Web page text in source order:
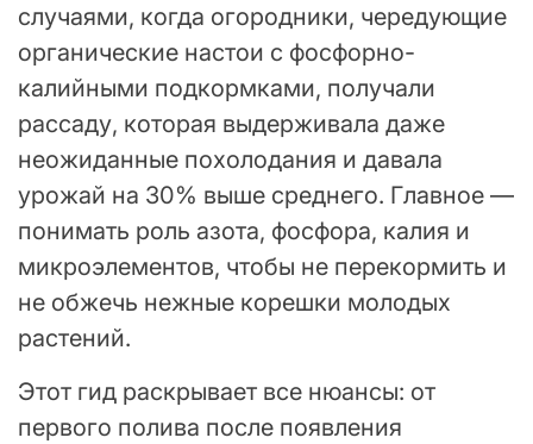
случаями, когда огородники, чередующие
органические настои с фосфорно-
калийными подкормками, получали
рассаду, которая выдерживала даже
неожиданные похолодания и давала
урожай на 30% выше среднего. Главное —
понимать роль азота, фосфора, калия и
микроэлементов, чтобы не перекормить и
не обжечь нежные корешки молодых
растений.
Этот гид раскрывает все нюансы: от
первого полива после появления